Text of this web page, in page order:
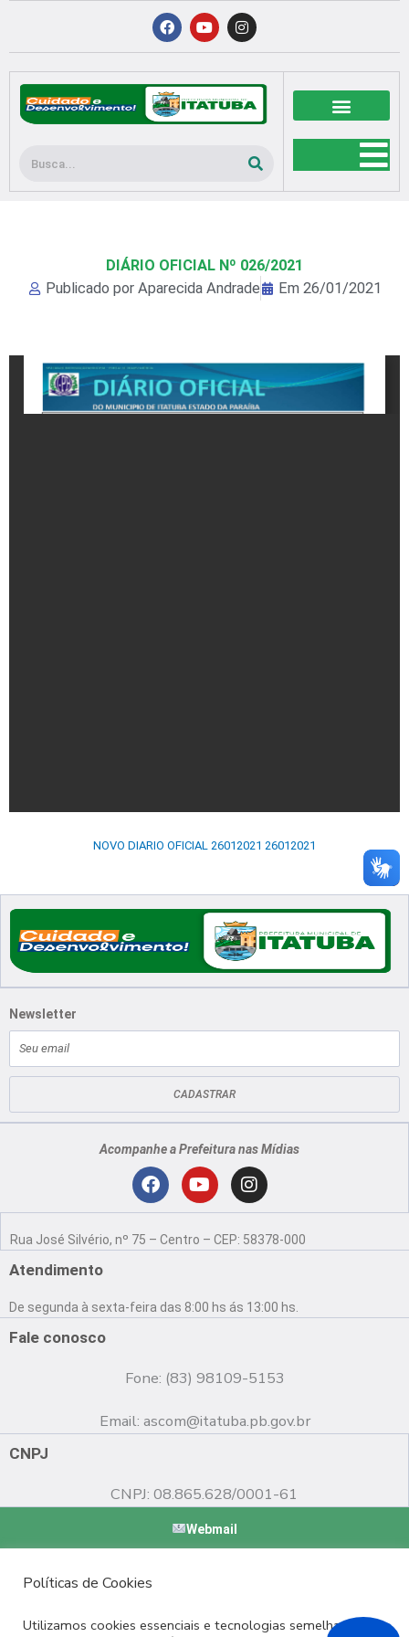
conteúdo
F
a
c
b
o
o
k
Y
o
u
u
b
e
I
n
s
a
g
r
a
Pesquisar
DIÁRIO OFICIAL Nº 026/2021
Publicado por Aparecida Andrade Em 26/01/2021
NOVO DIARIO OFICIAL 26012021 26012021
Newsletter
mail
CADASTRAR
Acompanhe a Prefeitura nas Mídias
F
c
o
o
Y
u
b
e
I
n
s
g
r
Rua José Silvério, nº 75 – Centro – CEP: 58378-000
Atendimento
De segunda à sexta-feira das 8:00 hs ás 13:00 hs.
Fale conosco
Fone: (83) 98109-5153
Email: ascom@itatuba.pb.gov.br
CNPJ
CNPJ: 08.865.628/0001-61
Webmail
Políticas de Cookies
Utilizamos cookies essenciais e tecnologias semelhantes de